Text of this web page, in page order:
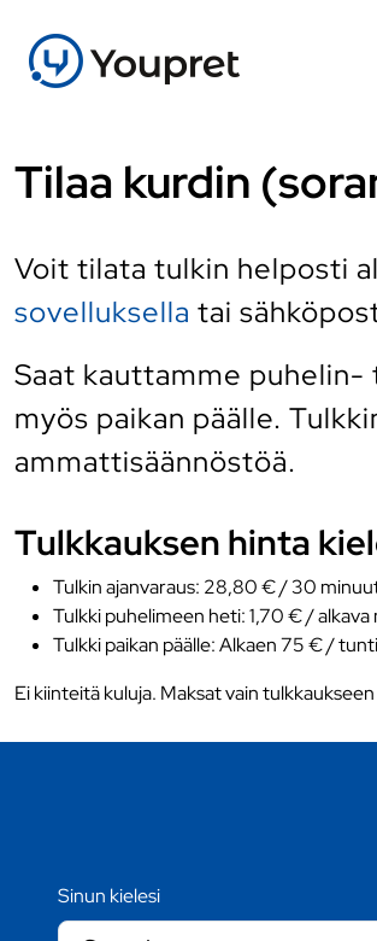
Tilaa kurdin
Voit tilata tulkin helposti
sovelluksella tai
Saat kauttamme
myös paikan päälle.
ammattisäännöstöä.
Tulkkauksen hinta
Tulkin ajanvaraus: 28,80 € / 30
Tulkki puhelimeen heti: 1,70 € /
Tulkki paikan päälle: Alkaen 75 € /
Ei kiinteitä kuluja. Maksat vain
Sinun kielesi